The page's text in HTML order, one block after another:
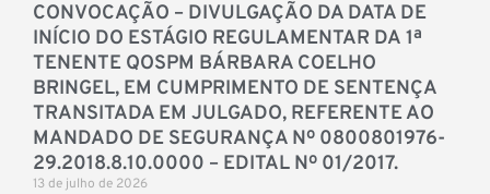
CONVOCAÇÃO – DIVULGAÇÃO DA DATA DE
INÍCIO DO ESTÁGIO REGULAMENTAR DA 1ª
TENENTE QOSPM BÁRBARA COELHO
BRINGEL, EM CUMPRIMENTO DE SENTENÇA
TRANSITADA EM JULGADO, REFERENTE AO
MANDADO DE SEGURANÇA Nº 0800801976-
29.2018.8.10.0000 – EDITAL Nº 01/2017.
13 de julho de 2026